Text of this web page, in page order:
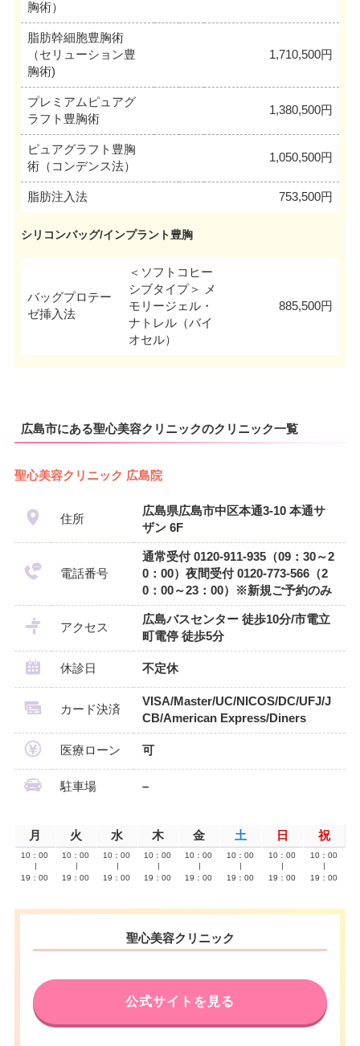
胸術）
脂肪幹細胞豊胸術
（セリューション豊
胸術)
1,710,500円
プレミアムピュアグ
ラフト豊胸術
1,380,500円
ピュアグラフト豊胸
術（コンデンス法）
1,050,500円
脂肪注入法 753,500円
シリコンバッグ/インプラント豊胸
バッグプロテー
ゼ挿入法
＜ソフトコヒー
シブタイプ＞ メ
モリージェル・
ナトレル（バイ
オセル）
885,500円
広島市にある聖心美容クリニックのクリニック一覧
聖心美容クリニック 広島院
住所
広島県広島市中区本通3-10 本通サ
ザン 6F
電話番号
通常受付 0120-911-935（09：30～2
0：00）夜間受付 0120-773-566（2
0：00～23：00）※新規ご予約のみ
アクセス
広島バスセンター 徒歩10分/市電立
町電停 徒歩5分
休診日 不定休
カード決済
VISA/Master/UC/NICOS/DC/UFJ/J
CB/American Express/Diners
医療ローン 可
駐車場 –
月 火 水 木 金 土 日 祝
10：00
19：00
10：00
19：00
10：00
19：00
10：00
19：00
10：00
19：00
10：00
19：00
10：00
19：00
10：00
19：00
聖心美容クリニック
公式サイトを見る